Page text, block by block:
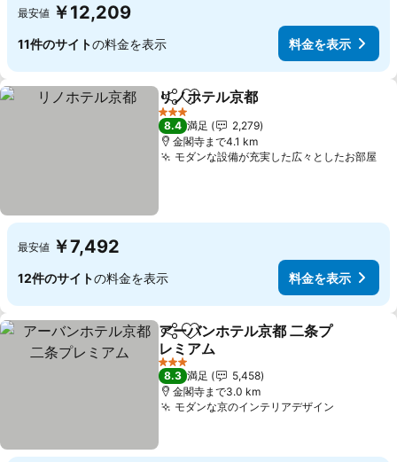
最安値 ￥12,209
11件のサイトの料金を表示 料金を表示
シェアお気に入りに追加
リノホテル京都
3 ホテルのランク
8.4 満足
2,279
金閣寺まで4.1 km
モダンな設備が充実した広々としたお部屋料
最安値 ￥7,492
12件のサイトの料金を表示 料金を表示
シェアお気に入りに追加
アーバンホテル京都 二条プ
レミアム
料金を表示
3 ホテルのランク
8.3 満足
5,458
金閣寺まで3.0 km
モダンな京のインテリアデザイン